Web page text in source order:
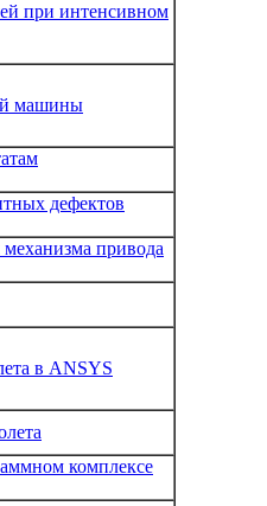
при интенсивном
машины
дефектов
привода
в ANSYS
комплексе